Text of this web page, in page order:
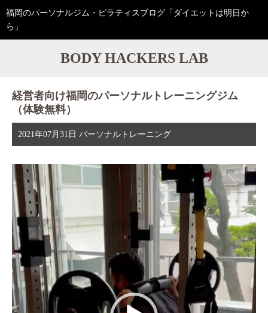
福岡のパーソナルジム・ピラティスブログ「ダイエットは明日か
ら」
BODY HACKERS LAB
経営者向け福岡のパーソナルトレーニングジム
（体験無料）
2021年07月31日 パーソナルトレーニング
動
画
プ
レ
ー
ヤ
ー